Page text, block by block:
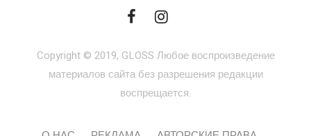
Copyright © 2019, GLOSS Любое воспроизведение
материалов сайта без разрешения редакции
воспрещается.